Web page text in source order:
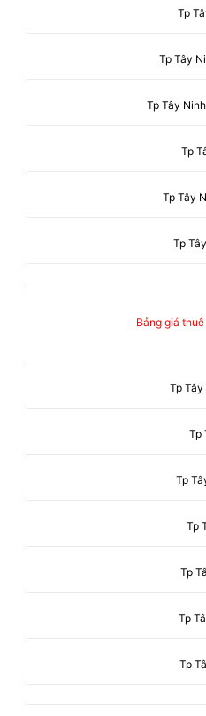
Tp
Tp Tây
Tp Tây
Tp
Tp Tây
Tp
Bảng giá
Tp
Tp
Tp
Tp
Tp
Tp
Tp